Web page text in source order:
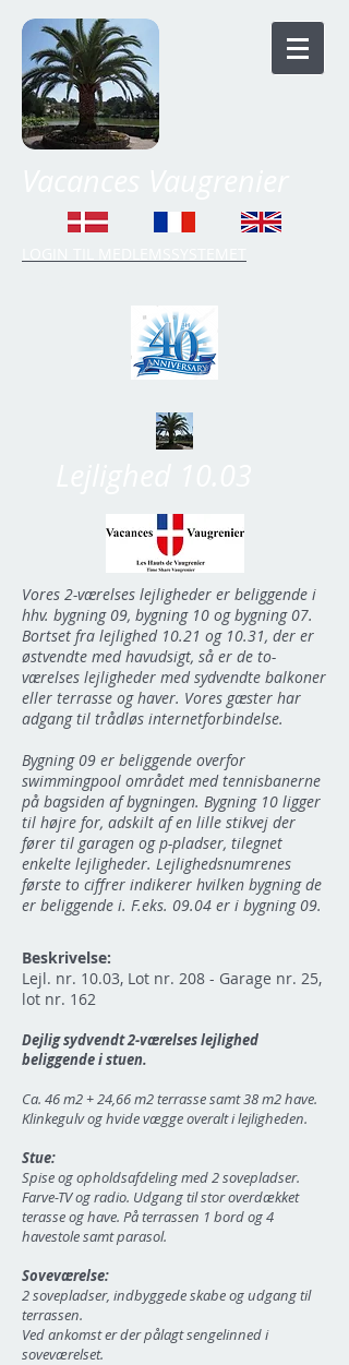
Vores 2-værelses lejligheder er beliggende i
hhv. bygning 09, bygning 10 og bygning 07.
Bortset fra lejlighed 10.21 og 10.31, der er
østvendte med havudsigt, så er de to-
værelses lejligheder med sydvendte balkoner
eller terrasse og haver. Vores gæster har
adgang til trådløs internetforbindelse.
Bygning 09 er beliggende overfor
swimmingpool området med tennisbanerne
på bagsiden af bygningen. Bygning 10 ligger
til højre for, adskilt af en lille stikvej der
fører til garagen og p-pladser, tilegnet
enkelte lejligheder. Lejlighedsnumrenes
første to ciffrer indikerer hvilken bygning de
er beliggende i. F.eks. 09.04 er i bygning 09.
Beskrivelse:
Lejl. nr. 10.03, Lot nr. 208 - Garage nr. 25,
lot nr. 162
Dejlig sydvendt 2-værelses lejlighed
beliggende i stuen.
Ca. 46 m2 + 24,66 m2 terrasse samt 38 m2 have.
Klinkegulv og hvide vægge overalt i lejligheden.
Stue:
Spise og opholdsafdeling med 2 sovepladser.
Farve-TV og radio. Udgang til stor overdækket
terasse og have. På terrassen 1 bord og 4
havestole samt parasol.
Soveværelse:
2 sovepladser, indbyggede skabe og udgang til
terrassen.
Ved ankomst er der pålagt sengelinned i
soveværelset.